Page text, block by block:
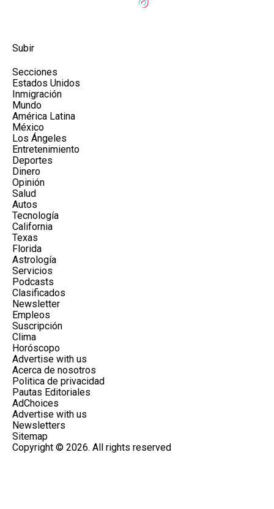
Subir
Secciones
Estados Unidos
Inmigración
Mundo
América Latina
México
Los Ángeles
Entretenimiento
Deportes
Dinero
Opinión
Salud
Autos
Tecnología
California
Texas
Florida
Astrología
Servicios
Podcasts
Clasificados
Newsletter
Empleos
Suscripción
Clima
Horóscopo
Advertise with us
Acerca de nosotros
Politica de privacidad
Pautas Editoriales
AdChoices
Advertise with us
Newsletters
Sitemap
Copyright © 2026. All rights reserved